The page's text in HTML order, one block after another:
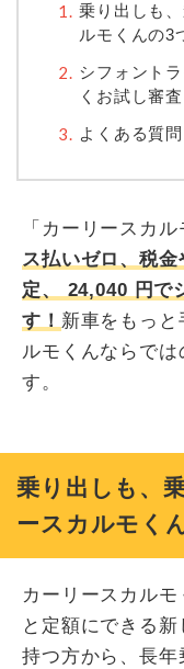
乗り出しも
ルモくんの3
シフォント
くお試し審査
よくある質問
「カーリースカル
ス払いゼロ、税
定、 24,040 円で
す！ 新車をもっ
ルモくんならで
す。
乗り出しも、
ースカルモく
カーリースカル
と定額にできる
持つ方から、長